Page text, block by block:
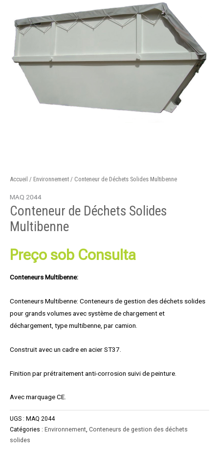
Accueil / Environnement / Conteneur de Déchets Solides Multibenne
MAQ 2044
Conteneur de Déchets Solides
Multibenne
Preço sob Consulta
Conteneurs Multibenne:
Conteneurs Multibenne: Conteneurs de gestion des déchets solides
pour grands volumes avec système de chargement et
déchargement, type multibenne, par camion.
Construit avec un cadre en acier ST37.
Finition par prétraitement anti-corrosion suivi de peinture.
Avec marquage CE.
UGS : MAQ 2044
Catégories : Environnement, Conteneurs de gestion des déchets
solides